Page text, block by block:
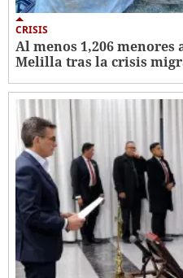
CRISIS
Al menos 1,206 menores
Melilla tras la crisis